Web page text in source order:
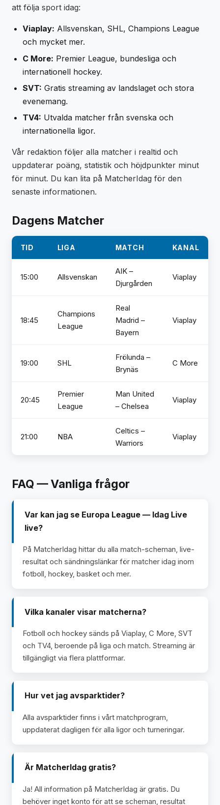
att följa sport idag:
Viaplay: Allsvenskan, SHL, Champions League
och mycket mer.
C More: Premier League, bundesliga och
internationell hockey.
SVT: Gratis streaming av landslaget och stora
evenemang.
TV4: Utvalda matcher från svenska och
internationella ligor.
Vår redaktion följer alla matcher i realtid och
uppdaterar poäng, statistik och höjdpunkter minut
för minut. Du kan lita på MatcherIdag för den
senaste informationen.
Dagens Matcher
TID LIGA MATCH KANAL
15:00 Allsvenskan
AIK –
Djurgården
Viaplay
18:45
Champions
League
Real
Madrid –
Bayern
Viaplay
19:00 SHL
Frölunda –
Brynäs
C More
20:45
Premier
League
Man United
– Chelsea
Viaplay
21:00 NBA
Celtics –
Warriors
Viaplay
FAQ — Vanliga frågor
Var kan jag se Europa League — Idag Live
live?
På MatcherIdag hittar du alla match-scheman, live-
resultat och sändningslänkar för matcher idag inom
fotboll, hockey, basket och mer.
Vilka kanaler visar matcherna?
Fotboll och hockey sänds på Viaplay, C More, SVT
och TV4, beroende på liga och match. Streaming är
tillgängligt via flera plattformar.
Hur vet jag avsparktider?
Alla avsparktider finns i vårt matchprogram,
uppdaterat dagligen för alla ligor och turneringar.
Är MatcherIdag gratis?
Ja! All information på MatcherIdag är gratis. Du
behöver inget konto för att se scheman, resultat